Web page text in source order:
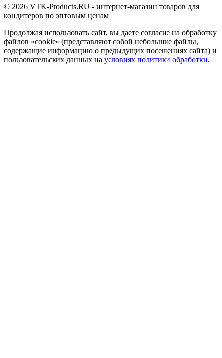
© 2026 VTK-Products.RU - интернет-магазин товаров для
кондитеров по оптовым ценам
Продолжая использовать сайт, вы даете согласие на обработку
файлов «cookie» (представляют собой небольшие файлы,
содержащие информацию о предыдущих посещениях сайта) и
пользовательских данных на условиях политики обработки.